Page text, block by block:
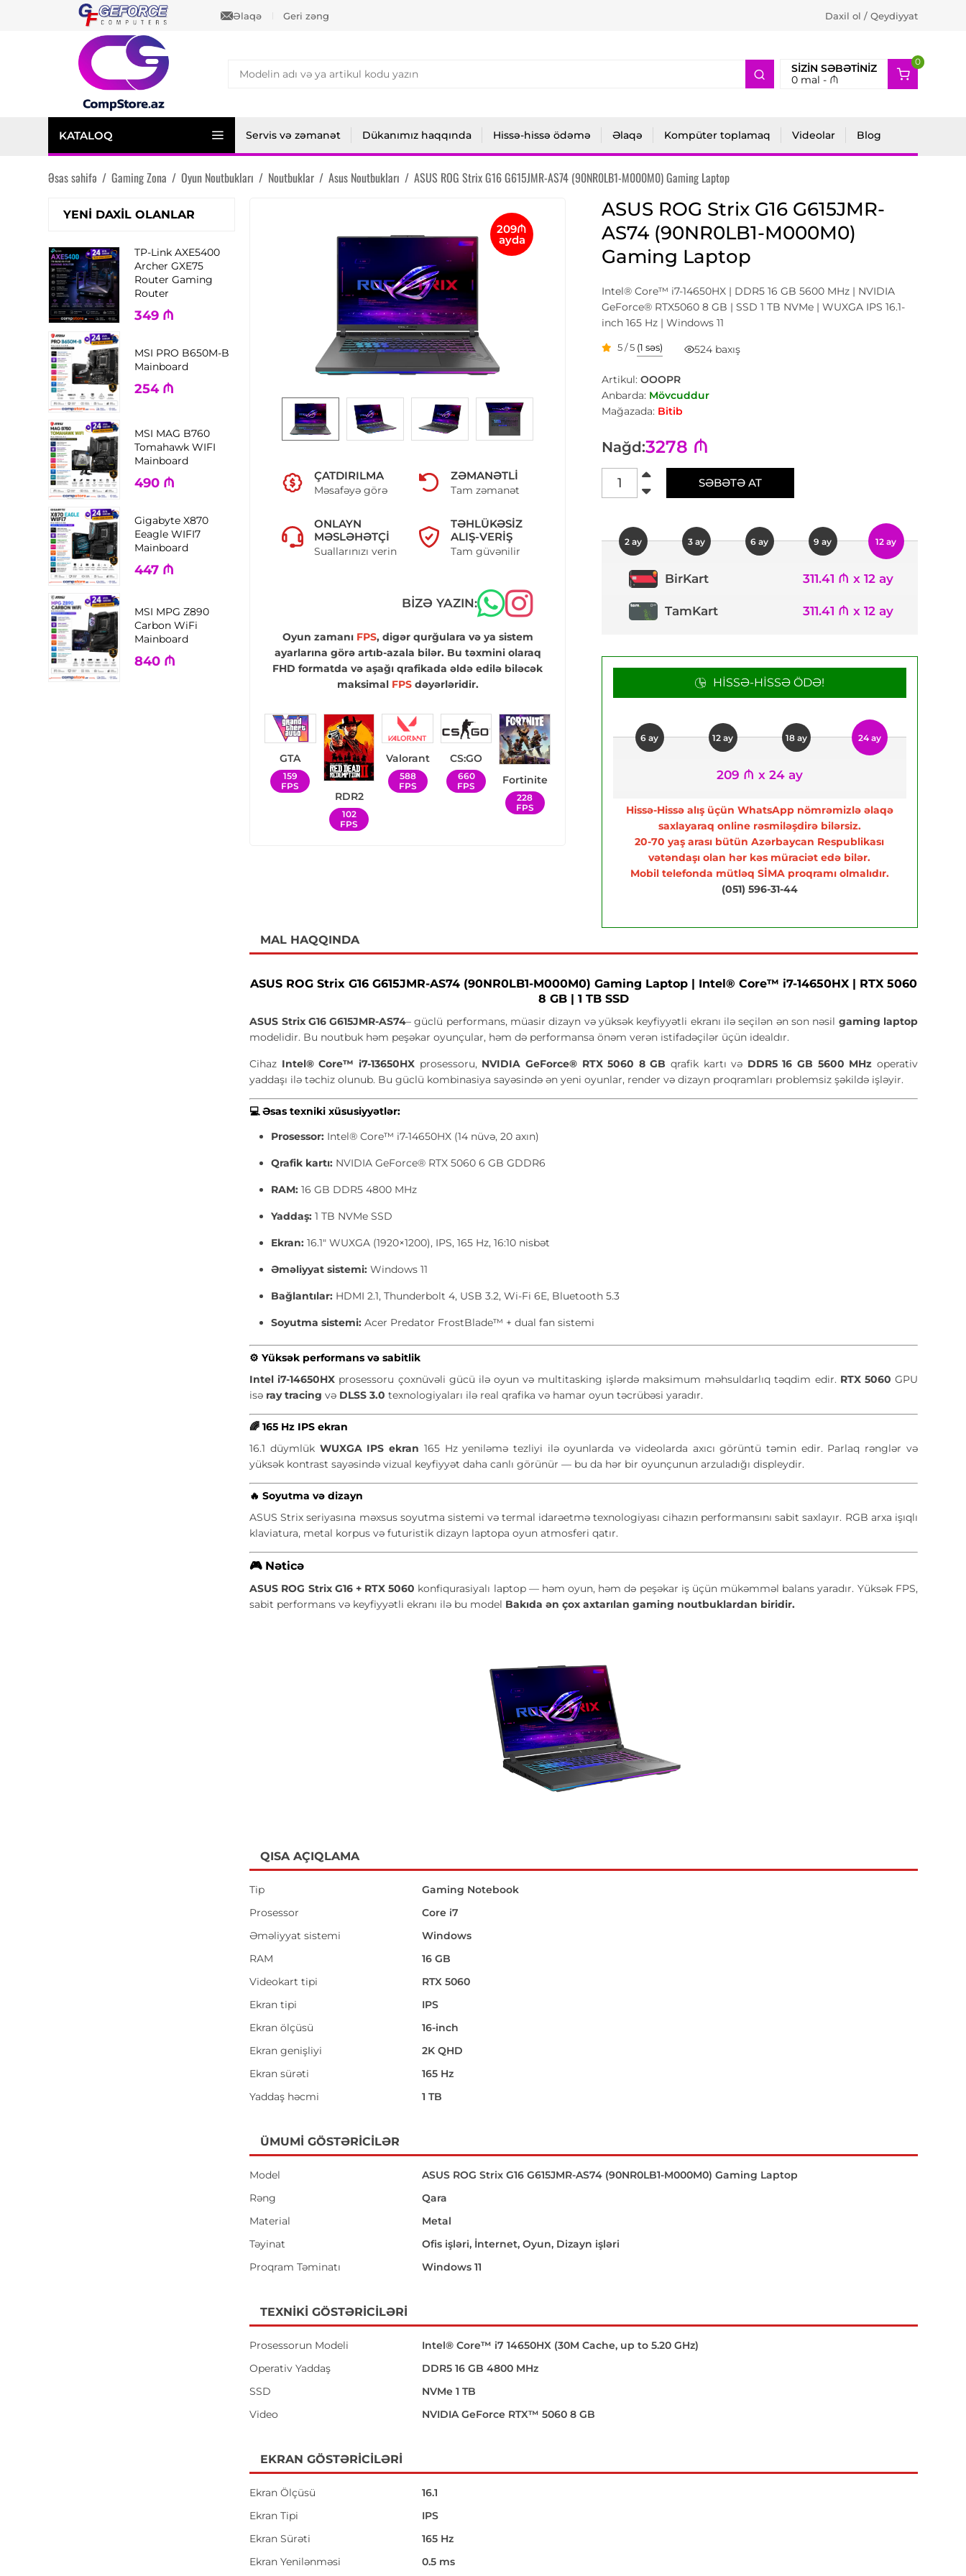
Əlaqə Geri zəng Daxil ol / Qeydiyyat
SIZIN SƏBƏTINIZ
0mal - ₼
0
2
KATALOQ Servis və zəmanət Dükanımız haqqında Hissə-hissə ödəmə Əlaqə Kompüter toplamaq Videolar Blog
Əsas səhifə / Gaming Zona / Oyun Noutbukları / Noutbuklar / Asus Noutbukları / ASUS ROG Strix G16 G615JMR-AS74 (90NR0LB1-M000M0) Gaming Laptop
YENI DAXIL OLANLAR
TP-Link AXE5400
Archer GXE75
Router Gaming
Router
349 ₼
MSI PRO B650M-B
Mainboard
254 ₼
MSI MAG B760
Tomahawk WIFI
Mainboard
490 ₼
Gigabyte X870
Eeagle WIFI7
Mainboard
447 ₼
MSI MPG Z890
Carbon WiFi
Mainboard
840 ₼
209₼
ayda
ÇATDIRILMA
Məsafəyə görə
ZƏMANƏTLI
Tam zəmanət
ONLAYN
MƏSLƏHƏTÇI
Suallarınızı verin
TƏHLÜKƏSIZ
ALIŞ-VERIŞ
Tam güvənilir
BIZƏ YAZIN:
Oyun zamanı FPS, digər qurğulara və ya sistem
ayarlarına görə artıb-azala bilər. Bu təxmini olaraq
FHD formatda və aşağı qrafikada əldə edilə biləcək
maksimal FPSdəyərləridir.
GTA
159
FPS
RDR2
102
FPS
Valorant
588
FPS
CS:GO
660
FPS
Fortinite
228
FPS
ASUS ROG Strix G16 G615JMR-
AS74 (90NR0LB1-M000M0)
Gaming Laptop
Intel® Core™ i7-14650HX | DDR5 16 GB 5600 MHz | NVIDIA
GeForce® RTX5060 8 GB | SSD 1 TB NVMe | WUXGA IPS 16.1-
inch 165 Hz | Windows 11
5 / 5 (1 səs) 524 baxış
Artikul: OOOPR
Anbarda: Mövcuddur
Mağazada: Bitib
Nağd:3278 ₼
SƏBƏTƏ AT
2 ay 3 ay 6 ay 9 ay 12 ay
BirKart 311.41 ₼ x 12 ay
TamKart 311.41 ₼ x 12 ay
HISSƏ-HISSƏ ÖDƏ!
6 ay 12 ay 18 ay 24 ay
209 ₼ x 24 ay
Hissə-Hissə alış üçün WhatsApp nömrəmizlə əlaqə
saxlayaraq online rəsmiləşdirə bilərsiz.
20-70 yaş arası bütün Azərbaycan Respublikası
vətəndaşı olan hər kəs müraciət edə bilər.
Mobil telefonda mütləq SİMA proqramı olmalıdır.
(051) 596-31-44
MAL HAQQINDA
ASUS ROG Strix G16 G615JMR-AS74 (90NR0LB1-M000M0) Gaming Laptop | Intel® Core™ i7-14650HX | RTX 5060
8 GB | 1 TB SSD
ASUS Strix G16 G615JMR-AS74– güclü performans, müasir dizayn və yüksək keyfiyyətli ekranı ilə seçilən ən son nəsil gaming laptop
modelidir. Bu noutbuk həm peşəkar oyunçular, həm də performansa önəm verən istifadəçilər üçün idealdır.
Cihaz Intel® Core™ i7-13650HX prosessoru, NVIDIA GeForce® RTX 5060 8 GB qrafik kartı və DDR5 16 GB 5600 MHz operativ
yaddaşı ilə təchiz olunub. Bu güclü kombinasiya sayəsində ən yeni oyunlar, render və dizayn proqramları problemsiz şəkildə işləyir.
💻Əsas texniki xüsusiyyətlər:
Prosessor: Intel® Core™ i7-14650HX (14 nüvə, 20 axın)
Qrafik kartı: NVIDIA GeForce® RTX 5060 6 GB GDDR6
RAM: 16 GB DDR5 4800 MHz
Yaddaş: 1 TB NVMe SSD
Ekran: 16.1" WUXGA (1920×1200), IPS, 165 Hz, 16:10 nisbət
Əməliyyat sistemi: Windows 11
Bağlantılar: HDMI 2.1, Thunderbolt 4, USB 3.2, Wi-Fi 6E, Bluetooth 5.3
Soyutma sistemi: Acer Predator FrostBlade™ + dual fan sistemi
⚙️Yüksək performans və sabitlik
Intel i7-14650HX prosessoru çoxnüvəli gücü ilə oyun və multitasking işlərdə maksimum məhsuldarlıq təqdim edir. RTX 5060 GPU
isə ray tracing və DLSS 3.0 texnologiyaları ilə real qrafika və hamar oyun təcrübəsi yaradır.
🌈165 Hz IPS ekran
16.1 düymlük WUXGA IPS ekran 165 Hz yeniləmə tezliyi ilə oyunlarda və videolarda axıcı görüntü təmin edir. Parlaq rənglər və
yüksək kontrast sayəsində vizual keyfiyyət daha canlı görünür — bu da hər bir oyunçunun arzuladığı displeydir.
🔥Soyutma və dizayn
ASUS Strix seriyasına məxsus soyutma sistemi və termal idarəetmə texnologiyası cihazın performansını sabit saxlayır. RGB arxa işıqlı
klaviatura, metal korpus və futuristik dizayn laptopa oyun atmosferi qatır.
🎮 Nəticə
ASUS ROG Strix G16 + RTX 5060 konfiqurasiyalı laptop — həm oyun, həm də peşəkar iş üçün mükəmməl balans yaradır. Yüksək FPS,
sabit performans və keyfiyyətli ekranı ilə bu model Bakıda ən çox axtarılan gaming noutbuklardan biridir.
QISA AÇIQLAMA
Tip
Gaming Notebook
Prosessor
Core i7
Əməliyyat sistemi
Windows
RAM
16 GB
Videokart tipi
RTX 5060
Ekran tipi
IPS
Ekran ölçüsü
16-inch
Ekran genişliyi
2K QHD
Ekran sürəti
165 Hz
Yaddaş həcmi
1 TB
ÜMUMI GÖSTƏRICILƏR
Model
ASUS ROG Strix G16 G615JMR-AS74 (90NR0LB1-M000M0) Gaming Laptop
Rəng
Qara
Material
Metal
Təyinat
Ofis işləri, İnternet, Oyun, Dizayn işləri
Proqram Təminatı
Windows 11
TEXNIKI GÖSTƏRICILƏRI
Prosessorun Modeli
Intel® Core™ i7 14650HX (30M Cache, up to 5.20 GHz)
Operativ Yaddaş
DDR5 16 GB 4800 MHz
SSD
NVMe 1 TB
Video
NVIDIA GeForce RTX™ 5060 8 GB
EKRAN GÖSTƏRICILƏRI
Ekran Ölçüsü
16.1
Ekran Tipi
IPS
Ekran Sürəti
165 Hz
Ekran Yenilənməsi
0.5 ms